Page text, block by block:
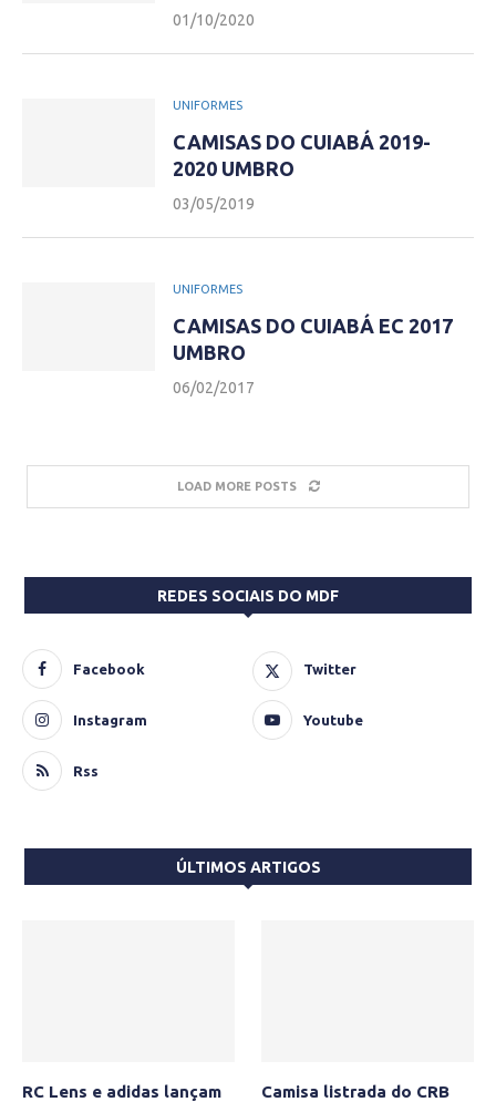
01/10/2020
UNIFORMES
CAMISAS DO CUIABÁ 2019-
2020 UMBRO
03/05/2019
UNIFORMES
CAMISAS DO CUIABÁ EC 2017
UMBRO
06/02/2017
LOAD MORE POSTS
REDES SOCIAIS DO MDF
Facebook Twitter
Instagram Youtube
Rss
ÚLTIMOS ARTIGOS
RC Lens e adidas lançam
Camisa listrada do CRB